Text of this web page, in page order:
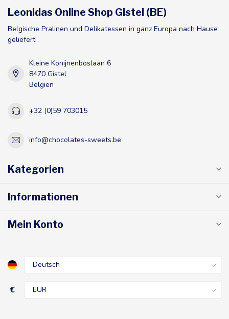
Leonidas Online Shop Gistel (BE)
Belgische Pralinen und Delikatessen in ganz Europa nach Hause
geliefert.
Kleine Konijnenboslaan 6
8470 Gistel
Belgien
+32 (0)59 703015
info@chocolates-sweets.be
Kategorien
Informationen
Mein Konto
€